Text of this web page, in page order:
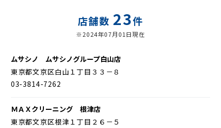
店舗数 23件
※2024年07月01日現在
ムサシノ ムサシノグループ白山店
東京都文京区白山１丁目３３－８
03-3814-7262
ＭＡＸクリーニング 根津店
東京都文京区根津１丁目２６－５